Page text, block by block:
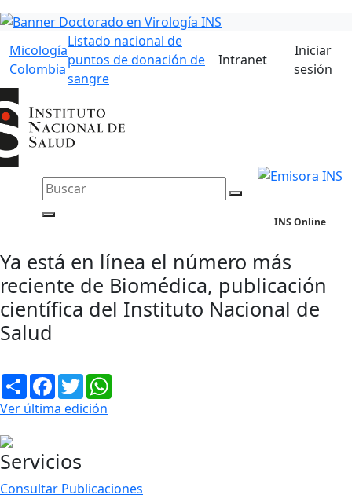
Micología
Colombia
Listado nacional de
puntos de donación de
sangre
Intranet
Iniciar
sesión
INS Online
Ya está en línea el número más
reciente de Biomédica, publicación
científica del Instituto Nacional de
Salud
Compartir
Facebook
Twitter
Ver última edición
Servicios
Consultar Publicaciones